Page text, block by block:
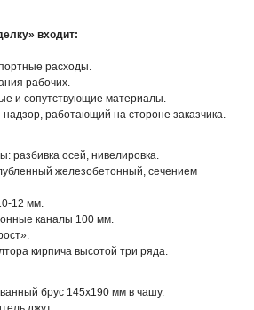
входит:
расходы.
рабочих.
и сопутствующие материалы.
надзор, работающий на стороне заказчика.
разбивка осей, нивелировка.
железобетонный, сечением
12 мм.
каналы 100 мм.
кирпича высотой три ряда.
брус 145х190 мм в чашу.